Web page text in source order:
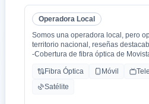
Operadora Local
Somos una operadora local, pero
territorio nacional, reseñas
-Cobertura de fibra óptica de
-Cobertura movil con triple
-TV con todo el deporte o con toda
series como Netflix, HBO, Amazon
Fibra Óptica Móvil
Satélite